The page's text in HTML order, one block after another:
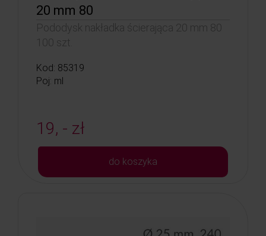
20 mm 80
Pododysk nakładka ścierająca 20 mm 80
100 szt.
Kod: 85319
Poj: ml
19, - zł
do koszyka